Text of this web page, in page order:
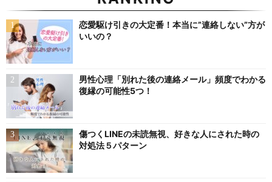
恋愛駆け引きの大定番！本当に”連絡しない”方が
いいの？
男性心理「別れた後の連絡メール」頻度でわかる
復縁の可能性5つ！
傷つくLINEの未読無視、好きな人にされた時の
対処法５パターン